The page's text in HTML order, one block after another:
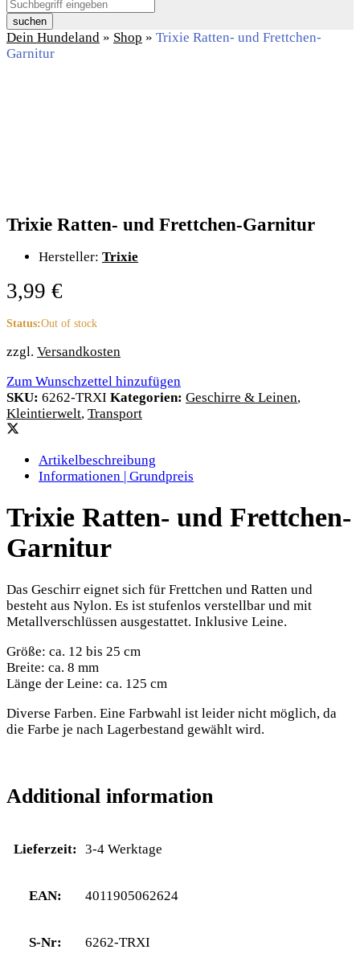
suchen
Dein Hundeland » Shop » Trixie Ratten- und Frettchen-
Garnitur
Trixie Ratten- und Frettchen-Garnitur
Hersteller: Trixie
3,99 €
Status:Out of stock
zzgl. Versandkosten
Zum Wunschzettel hinzufügen
SKU: 6262-TRXI Kategorien: Geschirre & Leinen,
Kleintierwelt, Transport
Artikelbeschreibung
Informationen | Grundpreis
Trixie Ratten- und Frettchen-
Garnitur
Das Geschirr eignet sich für Frettchen und Ratten und
besteht aus Nylon. Es ist stufenlos verstellbar und mit
Metallverschlüssen ausgestattet. Inklusive Leine.
Größe: ca. 12 bis 25 cm
Breite: ca. 8 mm
Länge der Leine: ca. 125 cm
Diverse Farben. Eine Farbwahl ist leider nicht möglich, da
die Farbe je nach Lagerbestand gewählt wird.
Additional information
Lieferzeit: 3-4 Werktage
EAN: 4011905062624
S-Nr: 6262-TRXI